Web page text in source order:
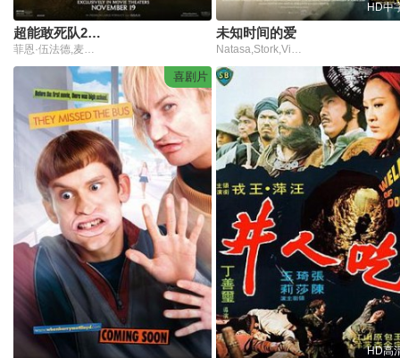
超能敢死队2021
菲恩·伍法德,麦肯娜·格瑞丝,保罗·路德,凯莉·库恩,洛根·金,塞莱斯特·奥康纳,安妮·波茨,比尔·默瑞,丹·艾克罗伊德,埃涅·赫德森,西格妮·韦弗,鲍勃·冈顿,J·K·西蒙斯,肖恩·西沃德,比利·布莱克,悉尼·梅·迪亚兹,博基姆·伍德拜因,乔什·加德,索瑞·安达斯鲁,奥利弗·库珀,奥利维亚·王尔德,谢尔碧·杨
HD中
未知时间的爱
Natasa,Stork,Viktor,Bodó,Benett,Vilmányi,若尔特·瑙吉,Péter,Tóth,Andor,Lukáts,Attila,Mokos,Linda,Moshier,Júlia,Ladányi,Réka,Pelsöczy,Anna,Kis,Ernö,Sebö,Viktória,Végvári,Ádám,Bethlenfalvy,János,Nemes
喜剧片
HD高